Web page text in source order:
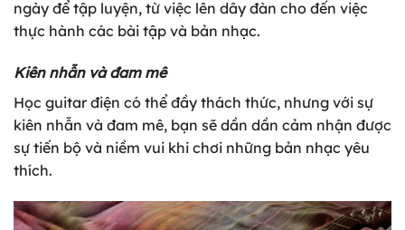
ngày để tập luyện, từ việc lên dây đàn cho đến việc
thực hành các bài tập và bản nhạc.
Kiên nhẫn và đam mê
Học guitar điện có thể đầy thách thức, nhưng với sự
kiên nhẫn và đam mê, bạn sẽ dần dần cảm nhận được
sự tiến bộ và niềm vui khi chơi những bản nhạc yêu
thích.